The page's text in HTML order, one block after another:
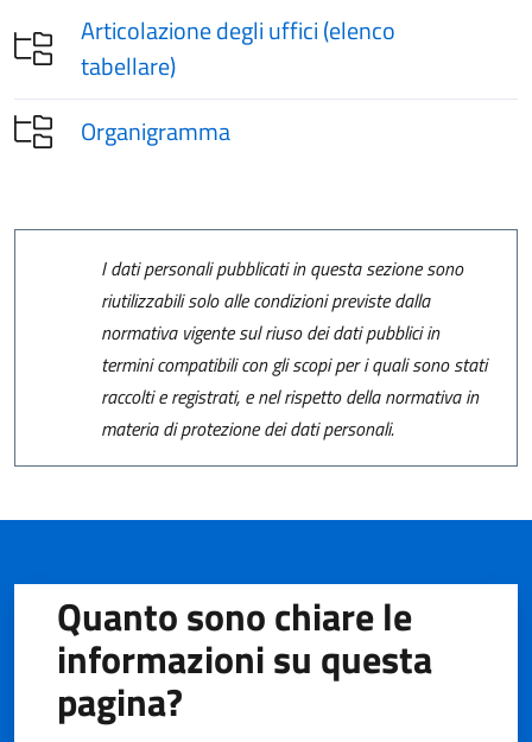
Articolazione degli uffici (elenco
tabellare)
Organigramma
I dati personali pubblicati in questa sezione sono
riutilizzabili solo alle condizioni previste dalla
normativa vigente sul riuso dei dati pubblici in
termini compatibili con gli scopi per i quali sono stati
raccolti e registrati, e nel rispetto della normativa in
materia di protezione dei dati personali.
Quanto sono chiare le
informazioni su questa
pagina?